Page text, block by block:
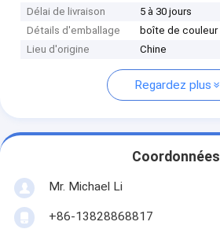
Délai de livraison
5 à 30 jours
Détails d'emballage
boîte de couleur
Lieu d'origine
Chine
Regardez plus
Coordonnées
Mr. Michael Li
+86-13828868817